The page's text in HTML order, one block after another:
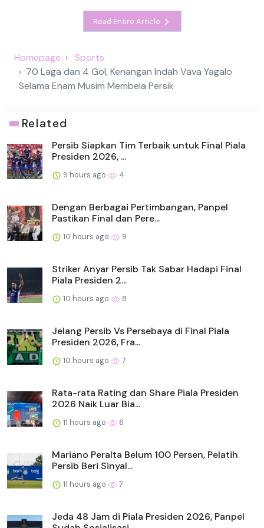
Read Entire Article
Homepage
Sports
70 Laga dan 4 Gol, Kenangan Indah Vava Yagalo
Selama Enam Musim Membela Persik
Related
Persib Siapkan Tim Terbaik untuk Final Piala
Presiden 2026, ...
9 hours ago 4
Dengan Berbagai Pertimbangan, Panpel
Pastikan Final dan Pere...
10 hours ago 9
Striker Anyar Persib Tak Sabar Hadapi Final
Piala Presiden 2...
10 hours ago 8
Jelang Persib Vs Persebaya di Final Piala
Presiden 2026, Fra...
10 hours ago 7
Rata-rata Rating dan Share Piala Presiden
2026 Naik Luar Bia...
11 hours ago 6
Mariano Peralta Belum 100 Persen, Pelatih
Persib Beri Sinyal...
11 hours ago 7
Jeda 48 Jam di Piala Presiden 2026, Panpel